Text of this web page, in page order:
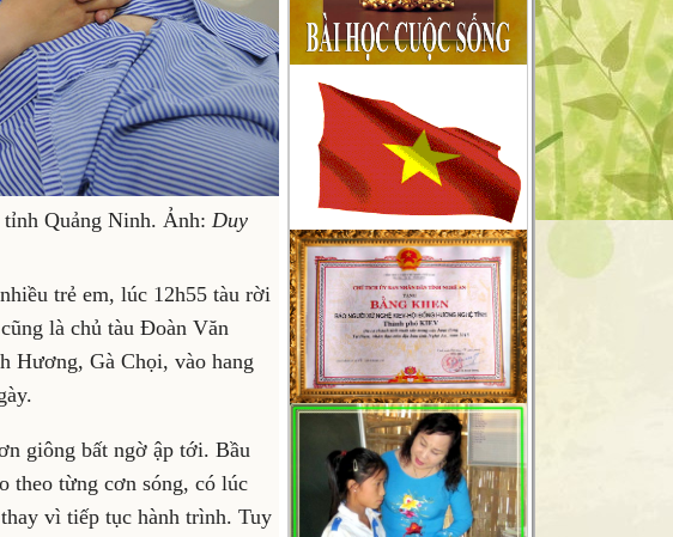
Quảng Ninh. Ảnh: Duy
trẻ em, lúc 12h55 tàu rời
là chủ tàu Đoàn Văn
Hương, Gà Chọi, vào hang
giông bất ngờ ập tới. Bầu
theo từng cơn sóng, có lúc
vì tiếp tục hành trình. Tuy
chắc chắn sẽ gặp sai sót không
mong muốn, chúng tôi sẽ tiếp thu
chân thành những góp ý xây
dựng
của quý độc giả để cho trang tin
ngày càng hoàn thiện hơn, xin
gửi
về mục liên hệ trên mặt báo .